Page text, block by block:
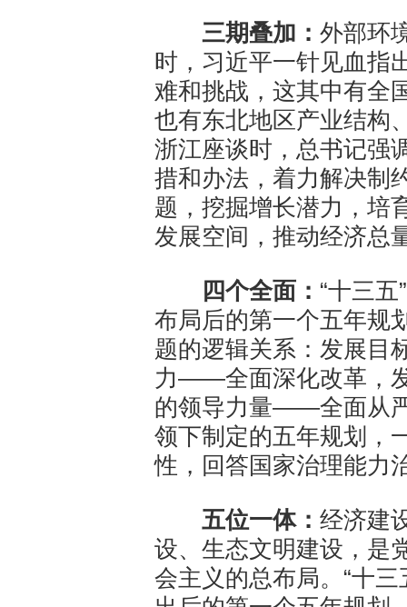
三期叠加： 外部环
时，习近平一针见血指
难和挑战，这其中有全
也有东北地区产业结构
浙江座谈时，总书记强
措和办法，着力解决制
题，挖掘增长潜力，培
发展空间，推动经济总
四个全面： “十三
布局后的第一个五年规
题的逻辑关系：发展
力——全面深化改革，
的领导力量——全面从
领下制定的五年规划，
性，回答国家治理能力
五位一体： 经济建
设、生态文明建设，是
会主义的总布局。“十